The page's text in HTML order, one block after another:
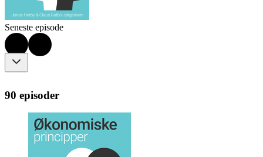
Seneste episode
90 episoder